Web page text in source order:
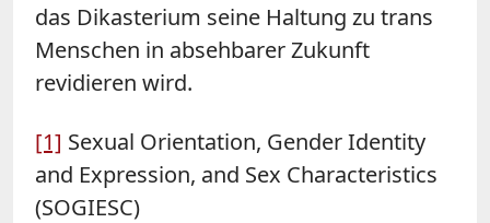
das Dikasterium seine Haltung zu trans
Menschen in absehbarer Zukunft
revidieren wird.
[1] Sexual Orientation, Gender Identity
and Expression, and Sex Characteristics
(SOGIESC)